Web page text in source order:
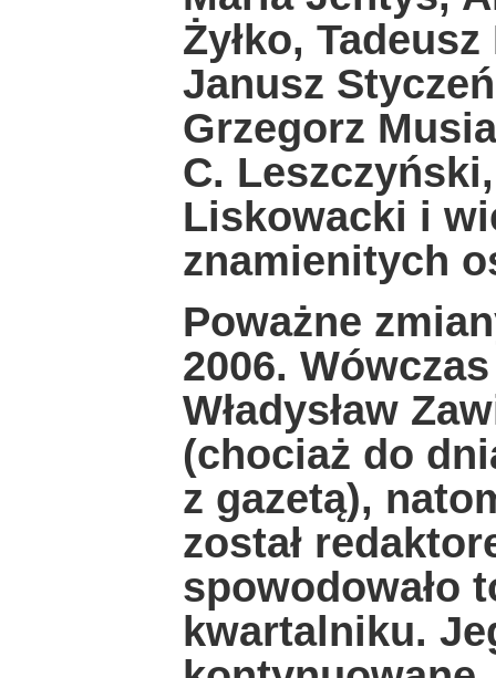
Żyłko,
Janusz
Grzegorz
C.
Liskowacki i
znamienitych
Poważne
2006.
Władysław
(chociaż do
z gazetą),
został
spowodowało
kwartalniku.